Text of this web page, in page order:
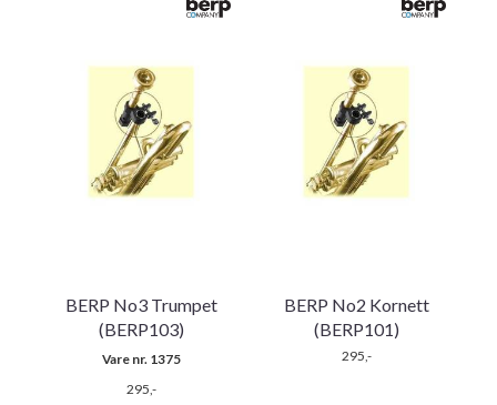
BERP No3 Trumpet
(BERP103)
Vare nr. 1375
295,-
BERP No2 Kornett
(BERP101)
295,-